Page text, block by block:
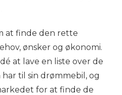
at finde den rette
ønsker og økonomi.
at lave en liste over de
til sin drømmebil, og
for at finde de